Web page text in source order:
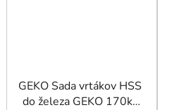
GEKO Sada vrtákov HSS
do železa GEKO 170ks